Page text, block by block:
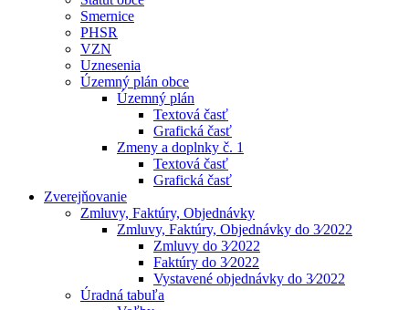
Smernice
PHSR
VZN
Uznesenia
Územný plán obce
Územný plán
Textová časť
Grafická časť
Zmeny a doplnky č. 1
Textová časť
Grafická časť
Zverejňovanie
Zmluvy, Faktúry, Objednávky
Zmluvy, Faktúry, Objednávky do 3⁄2022
Zmluvy do 3⁄2022
Faktúry do 3⁄2022
Vystavené objednávky do 3⁄2022
Úradná tabuľa